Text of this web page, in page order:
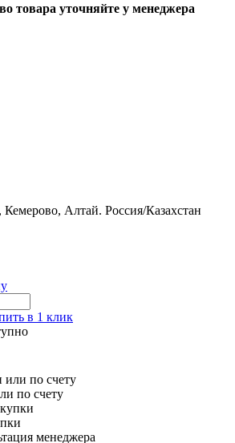
товара уточняйте у менеджера
Алтай. Россия/Казахстан
в 1 клик
по счету